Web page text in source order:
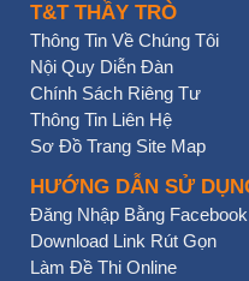
T&T THẦY TRÒ
Thông Tin Về Chúng Tôi
Nội Quy Diễn Đàn
Chính Sách Riêng Tư
Thông Tin Liên Hệ
Sơ Đồ Trang Site Map
HƯỚNG DẪN SỬ
Đăng Nhập Bằng Facebook
Download Link Rút Gọn
Làm Đề Thi Online